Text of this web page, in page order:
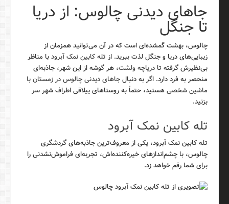
جاهای دیدنی چالوس: از دریا
تا جنگل
چالوس، بهشت گمشده‌ای است که در آن می‌توانید همزمان از
زیبایی‌های دریا و جنگل لذت ببرید. از تله کابین نمک آبرودبا مناظر
بی‌نظیرش گرفته تادریاچه ولشت، هر گوشه از این شهر، جاذبه‌ای
منحصر به فرد دارد. اگر به دنبالجاهای دیدنی چالوس در زمستان با
ماشین شخصیهستید، حتماً به روستاهای ییلاقی اطراف شهر سر
بزنید.
تله کابین نمک آبرود
تله کابین نمک آبرود، یکی از معروف‌ترین جاذبه‌های گردشگری
چالوس، با چشم‌اندازهای خیره‌کننده‌اش، تجربه‌ای فراموش‌نشدنی را
برای شما رقم خواهد زد.